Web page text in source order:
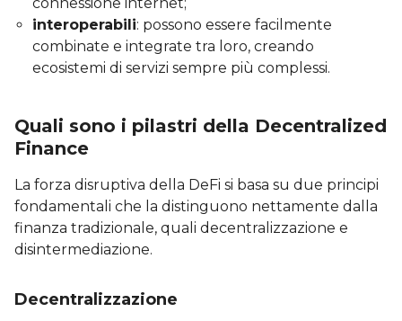
interoperabili: possono essere facilmente
combinate e integrate tra loro, creando
ecosistemi di servizi sempre più complessi.
Quali sono i pilastri della Decentralized
Finance
La forza disruptiva della DeFi si basa su due principi
fondamentali che la distinguono nettamente dalla
finanza tradizionale, quali decentralizzazione e
disintermediazione.
Decentralizzazione